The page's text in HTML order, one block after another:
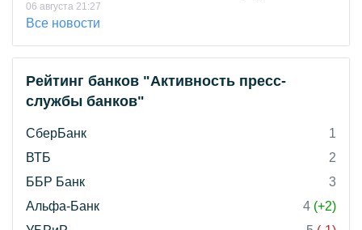
06 августа 21:27
Все новости
Рейтинг банков "Активность пресс-
службы банков"
СберБанк
1
ВТБ
2
ББР Банк
3
Альфа-Банк
4 (+2)